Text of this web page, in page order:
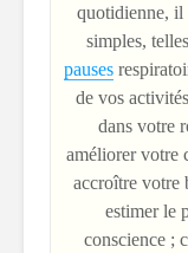
quotidienne, il
simples,
pauses
de vos
dans votre
améliorer votre
accroître votre
estimer le
conscience ;